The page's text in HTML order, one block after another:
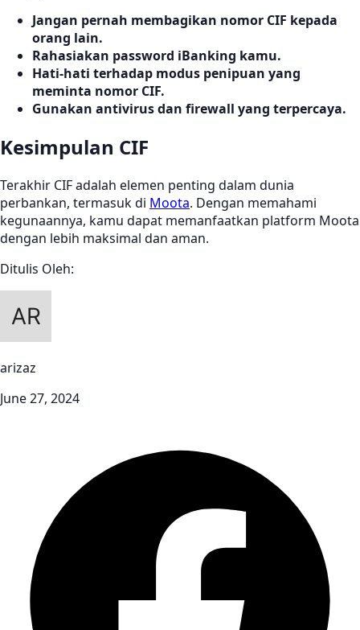
Jangan pernah membagikan nomor CIF kepada
orang lain.
Rahasiakan password iBanking kamu.
Hati-hati terhadap modus penipuan yang
meminta nomor CIF.
Gunakan antivirus dan firewall yang terpercaya.
Kesimpulan CIF
Terakhir CIF adalah elemen penting dalam dunia
perbankan, termasuk di Moota. Dengan memahami
kegunaannya, kamu dapat memanfaatkan platform Moota
dengan lebih maksimal dan aman.
Ditulis Oleh:
arizaz
June 27, 2024